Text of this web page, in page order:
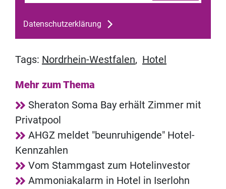
Datenschutzerklärung
Tags: Nordrhein-Westfalen, Hotel
Mehr zum Thema
Sheraton Soma Bay erhält Zimmer mit
Privatpool
AHGZ meldet "beunruhigende" Hotel-
Kennzahlen
Vom Stammgast zum Hotelinvestor
Ammoniakalarm in Hotel in Iserlohn